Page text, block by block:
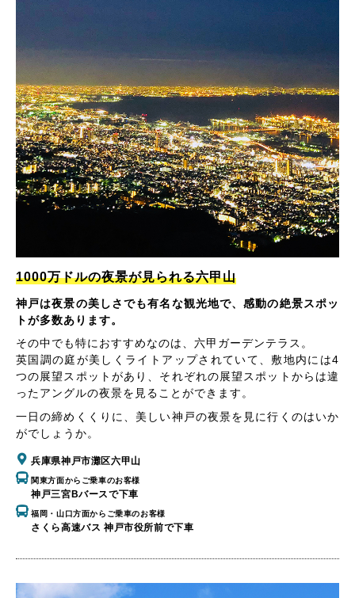
1000万ドルの夜景が見られる六甲山
神戸は夜景の美しさでも有名な観光地で、感動の絶景スポッ
トが多数あります。
その中でも特におすすめなのは、六甲ガーデンテラス。
英国調の庭が美しくライトアップされていて、敷地内には4
つの展望スポットがあり、それぞれの展望スポットからは違
ったアングルの夜景を見ることができます。
一日の締めくくりに、美しい神戸の夜景を見に行くのはいか
がでしょうか。
兵庫県神戸市灘区六甲山
関東方面からご乗車のお客様
神戸三宮Bバースで下車
福岡・山口方面からご乗車のお客様
さくら高速バス 神戸市役所前で下車